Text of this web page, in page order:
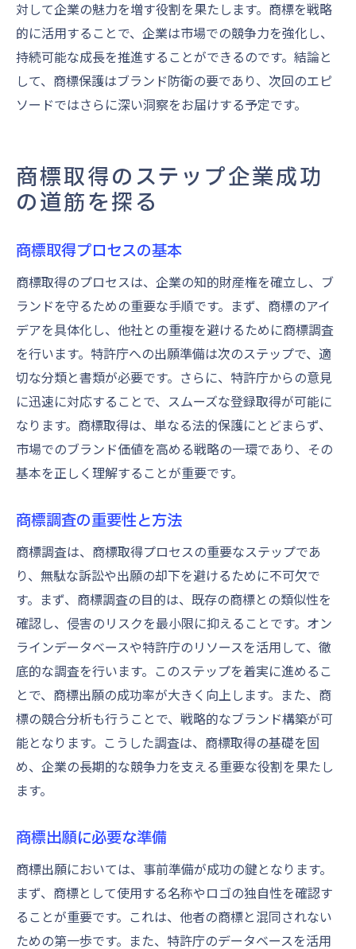
対して企業の魅力を増す役割を果たします。商標を戦略
的に活用することで、企業は市場での競争力を強化し、
持続可能な成長を推進することができるのです。結論と
して、商標保護はブランド防衛の要であり、次回のエピ
ソードではさらに深い洞察をお届けする予定です。
商標取得のステップ企業成功
の道筋を探る
商標取得プロセスの基本
商標取得のプロセスは、企業の知的財産権を確立し、ブ
ランドを守るための重要な手順です。まず、商標のアイ
デアを具体化し、他社との重複を避けるために商標調査
を行います。特許庁への出願準備は次のステップで、適
切な分類と書類が必要です。さらに、特許庁からの意見
に迅速に対応することで、スムーズな登録取得が可能に
なります。商標取得は、単なる法的保護にとどまらず、
市場でのブランド価値を高める戦略の一環であり、その
基本を正しく理解することが重要です。
商標調査の重要性と方法
商標調査は、商標取得プロセスの重要なステップであ
り、無駄な訴訟や出願の却下を避けるために不可欠で
す。まず、商標調査の目的は、既存の商標との類似性を
確認し、侵害のリスクを最小限に抑えることです。オン
ラインデータベースや特許庁のリソースを活用して、徹
底的な調査を行います。このステップを着実に進めるこ
とで、商標出願の成功率が大きく向上します。また、商
標の競合分析も行うことで、戦略的なブランド構築が可
能となります。こうした調査は、商標取得の基礎を固
め、企業の長期的な競争力を支える重要な役割を果たし
ます。
商標出願に必要な準備
商標出願においては、事前準備が成功の鍵となります。
まず、商標として使用する名称やロゴの独自性を確認す
ることが重要です。これは、他者の商標と混同されない
ための第一歩です。また、特許庁のデータベースを活用